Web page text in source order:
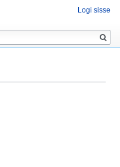
Logi sisse